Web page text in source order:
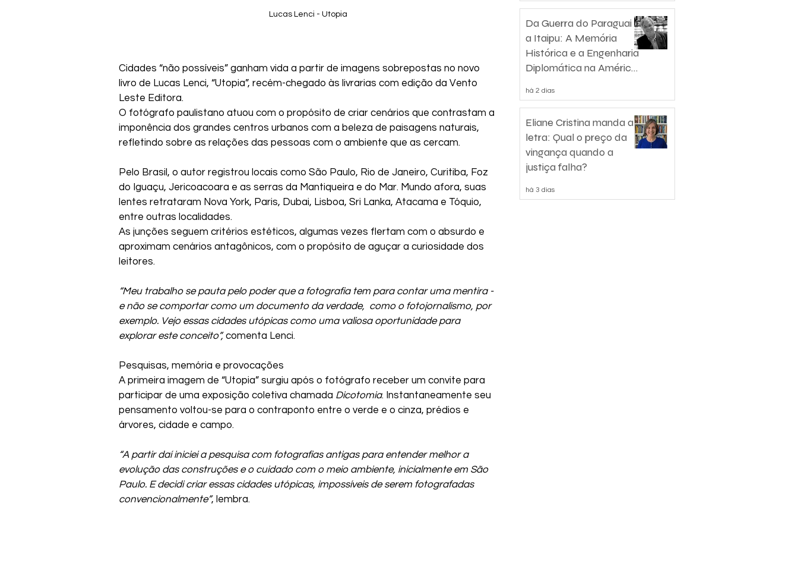
Lucas Lenci - Utopia
Cidades “não possíveis” ganham vida a partir de imagens sobrepostas no novo
livro de Lucas Lenci, “Utopia”, recém-chegado às livrarias com edição da Vento
Leste Editora.
O fotógrafo paulistano atuou com o propósito de criar cenários que contrastam a
imponência dos grandes centros urbanos com a beleza de paisagens naturais,
refletindo sobre as relações das pessoas com o ambiente que as cercam.
Pelo Brasil, o autor registrou locais como São Paulo, Rio de Janeiro, Curitiba, Foz
do Iguaçu, Jericoacoara e as serras da Mantiqueira e do Mar. Mundo afora, suas
lentes retrataram Nova York, Paris, Dubai, Lisboa, Sri Lanka, Atacama e Tóquio,
entre outras localidades.
As junções seguem critérios estéticos, algumas vezes flertam com o absurdo e
aproximam cenários antagônicos, com o propósito de aguçar a curiosidade dos
leitores.
“Meu trabalho se pauta pelo poder que a fotografia tem para contar uma mentira -
e não se comportar como um documento da verdade,  como o fotojornalismo, por
exemplo. Vejo essas cidades utópicas como uma valiosa oportunidade para
explorar este conceito”, comenta Lenci.
Pesquisas, memória e provocações
A primeira imagem de “Utopia” surgiu após o fotógrafo receber um convite para
participar de uma exposição coletiva chamada Dicotomia. Instantaneamente seu
pensamento voltou-se para o contraponto entre o verde e o cinza, prédios e
árvores, cidade e campo.
“A partir daí iniciei a pesquisa com fotografias antigas para entender melhor a
evolução das construções e o cuidado com o meio ambiente, inicialmente em São
Paulo. E decidi criar essas cidades utópicas, impossíveis de serem fotografadas
convencionalmente”, lembra.
Da Guerra do Paraguai
a Itaipu: A Memória
Histórica e a Engenharia
Diplomática na América
há 2 dias
Eliane Cristina manda a
letra: Qual o preço da
vingança quando a
justiça falha?
há 3 dias